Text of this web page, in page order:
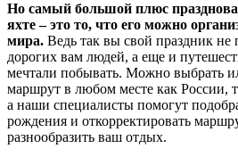
Но самый большой плюс
яхте – это то, что его можно
мира. Ведь так вы свой праздник не
дорогих вам людей, а еще и
мечтали побывать. Можно выбрать
маршрут в любом месте как России,
а наши специалисты помогут
рождения и откорректировать
разнообразить ваш отдых.